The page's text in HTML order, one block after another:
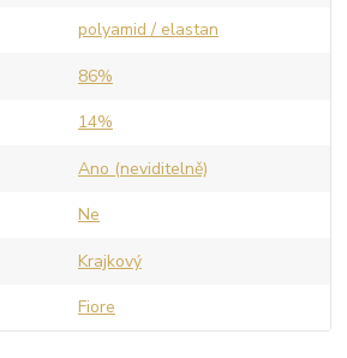
polyamid / elastan
86%
14%
Ano (neviditelně)
Ne
Krajkový
Fiore